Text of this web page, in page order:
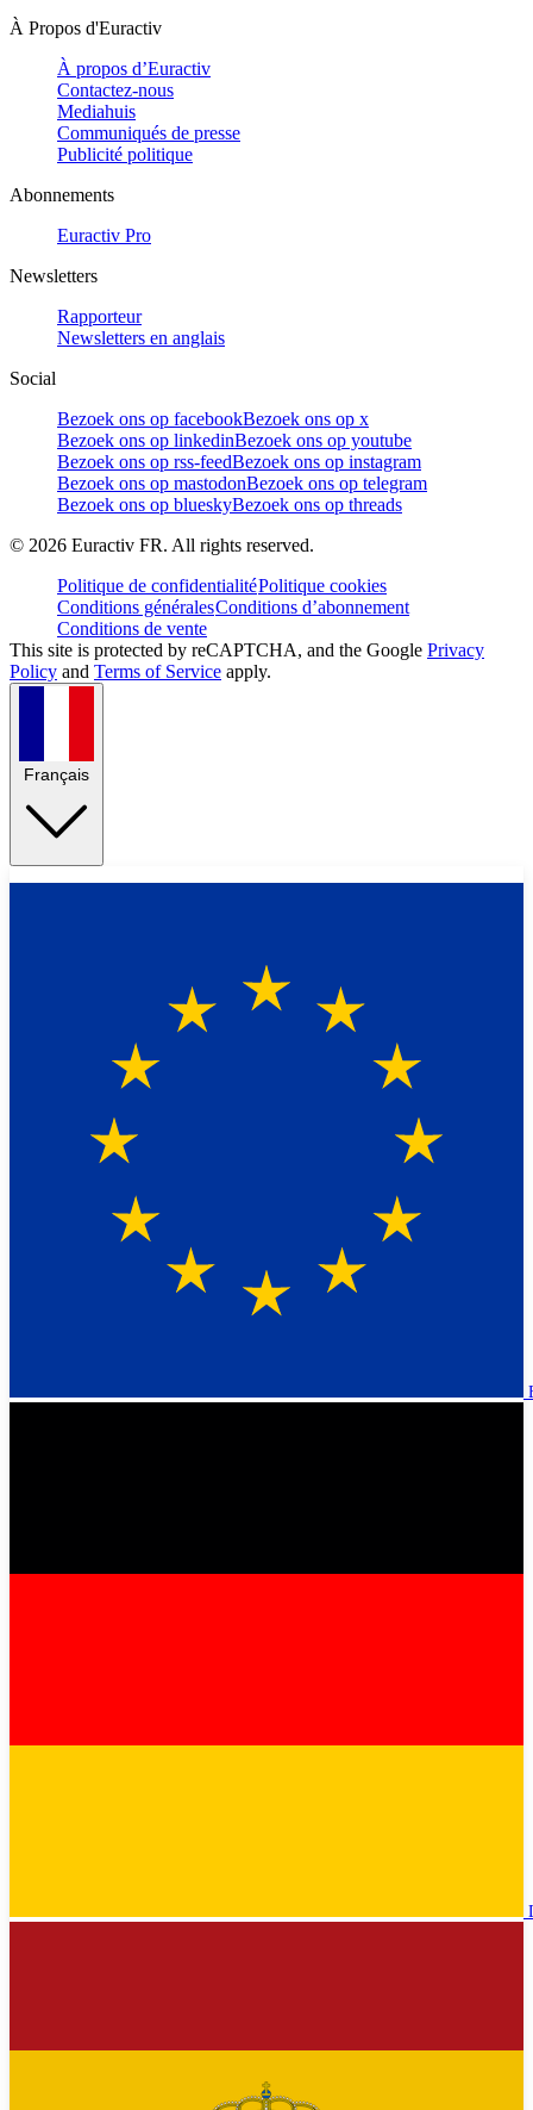
À Propos d'Euractiv
À propos d’Euractiv
Contactez-nous
Mediahuis
Communiqués de presse
Publicité politique
Abonnements
Euractiv Pro
Newsletters
Rapporteur
Newsletters en anglais
Social
Bezoek ons op facebookBezoek ons op x
Bezoek ons op linkedinBezoek ons op youtube
Bezoek ons op rss-feedBezoek ons op instagram
Bezoek ons op mastodonBezoek ons op telegram
Bezoek ons op blueskyBezoek ons op threads
© 2026 Euractiv FR. All rights reserved.
Politique de confidentialitéPolitique cookies
Conditions généralesConditions d’abonnement
Conditions de vente
This site is protected by reCAPTCHA, and the Google Privacy
Policy and Terms of Service apply.
Français